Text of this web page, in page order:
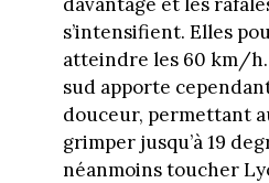
s’intensifient. Elles
atteindre les 60 km/
sud apporte
douceur, permettant
grimper jusqu’à 19
néanmoins toucher